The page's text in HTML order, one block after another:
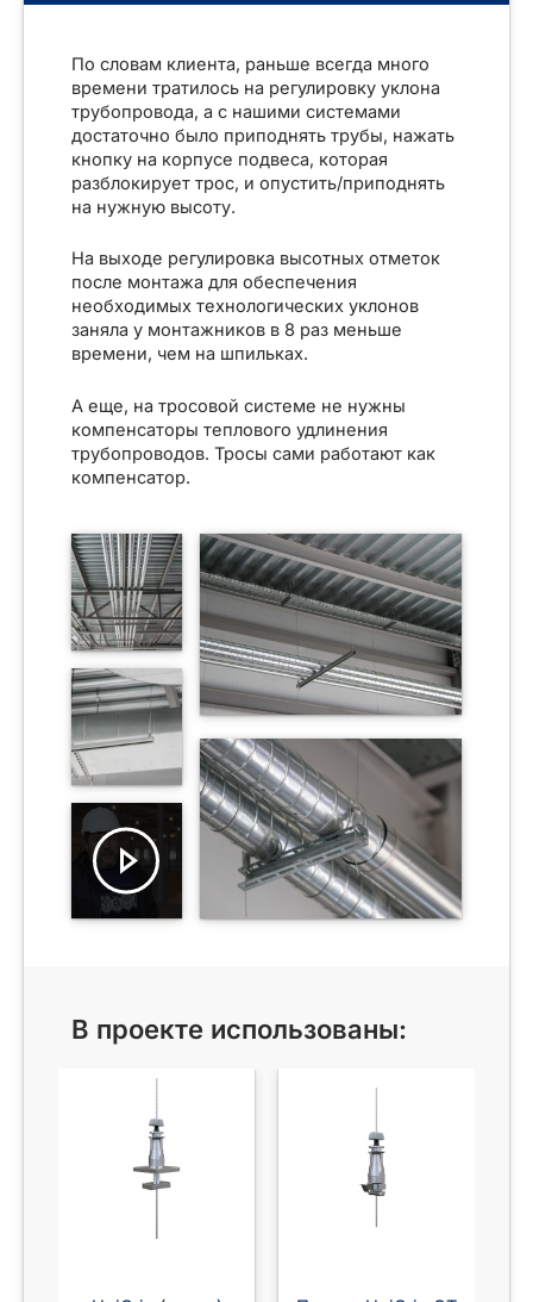
По словам клиента, раньше всегда много
времени тратилось на регулировку уклона
трубопровода, а с нашими системами
достаточно было приподнять трубы, нажать
кнопку на корпусе подвеса, которая
разблокирует трос, и опустить/приподнять
на нужную высоту.
На выходе регулировка высотных отметок
после монтажа для обеспечения
необходимых технологических уклонов
заняла у монтажников в 8 раз меньше
времени, чем на шпильках.
А еще, на тросовой системе не нужны
компенсаторы теплового удлинения
трубопроводов. Тросы сами работают как
компенсатор.
В проекте использованы: